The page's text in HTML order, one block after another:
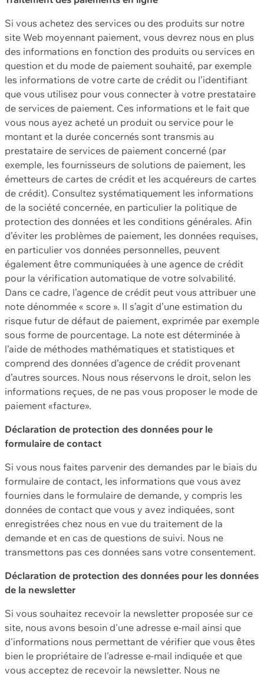
Si vous achetez des services ou des produits sur notre
site Web moyennant paiement, vous devrez nous en plus
des informations en fonction des produits ou services en
question et du mode de paiement souhaité, par exemple
les informations de votre carte de crédit ou l’identifiant
que vous utilisez pour vous connecter à votre prestataire
de services de paiement. Ces informations et le fait que
vous nous ayez acheté un produit ou service pour le
montant et la durée concernés sont transmis au
prestataire de services de paiement concerné (par
exemple, les fournisseurs de solutions de paiement, les
émetteurs de cartes de crédit et les acquéreurs de cartes
de crédit). Consultez systématiquement les informations
de la société concernée, en particulier la politique de
protection des données et les conditions générales. Afin
d’éviter les problèmes de paiement, les données requises,
en particulier vos données personnelles, peuvent
également être communiquées à une agence de crédit
pour la vérification automatique de votre solvabilité.
Dans ce cadre, l’agence de crédit peut vous attribuer une
note dénommée « score ». Il s’agit d’une estimation du
risque futur de défaut de paiement, exprimée par exemple
sous forme de pourcentage. La note est déterminée à
l’aide de méthodes mathématiques et statistiques et
comprend des données d’agence de crédit provenant
d’autres sources. Nous nous réservons le droit, selon les
informations reçues, de ne pas vous proposer le mode de
paiement «facture».
Déclaration de protection des données pour le
formulaire de contact
Si vous nous faites parvenir des demandes par le biais du
formulaire de contact, les informations que vous avez
fournies dans le formulaire de demande, y compris les
données de contact que vous y avez indiquées, sont
enregistrées chez nous en vue du traitement de la
demande et en cas de questions de suivi. Nous ne
transmettons pas ces données sans votre consentement.
Déclaration de protection des données pour les données
de la newsletter
Si vous souhaitez recevoir la newsletter proposée sur ce
site, nous avons besoin d'une adresse e-mail ainsi que
d'informations nous permettant de vérifier que vous êtes
bien le propriétaire de l'adresse e-mail indiquée et que
vous acceptez de recevoir la newsletter. Nous ne